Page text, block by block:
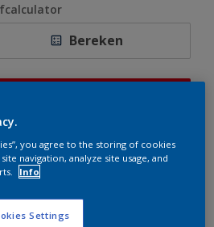
Bereken
in de gaten, we werken
aan te vullen.
you agree to the storing of cookies
navigation, analyze site usage, and
Info
Settings